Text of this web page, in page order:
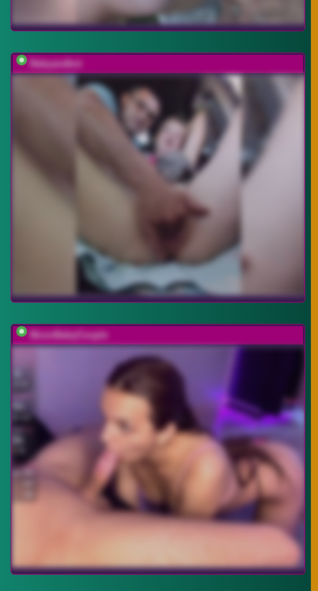
Babyandkot
MoonBabyCouple